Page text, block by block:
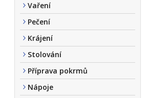
Vaření
Pečení
Krájení
Stolování
Příprava pokrmů
Nápoje